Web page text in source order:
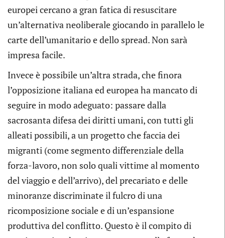
europei cercano a gran fatica di resuscitare
un’alternativa neoliberale giocando in parallelo le
carte dell’umanitario e dello spread. Non sarà
impresa facile.
Invece è possibile un’altra strada, che finora
l’opposizione italiana ed europea ha mancato di
seguire in modo adeguato: passare dalla
sacrosanta difesa dei diritti umani, con tutti gli
alleati possibili, a un progetto che faccia dei
migranti (come segmento differenziale della
forza-lavoro, non solo quali vittime al momento
del viaggio e dell’arrivo), del precariato e delle
minoranze discriminate il fulcro di una
ricomposizione sociale e di un’espansione
produttiva del conflitto. Questo è il compito di